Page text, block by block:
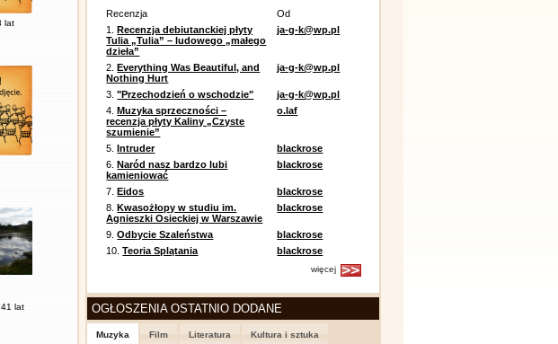
lat
, 41 lat
Recenzja
Od
1.Recenzja debiutanckiej płyty
Tulia „Tulia” – ludowego „małego
dzieła”
ja-g-k@wp.pl
2.Everything Was Beautiful, and
Nothing Hurt
ja-g-k@wp.pl
3."Przechodzień o wschodzie"
ja-g-k@wp.pl
4.Muzyka sprzeczności –
recenzja płyty Kaliny „Czyste
szumienie”
o.laf
5.Intruder
blackrose
6.Naród nasz bardzo lubi
kamieniować
blackrose
7.Eidos
blackrose
8.Kwasożłopy w studiu im.
Agnieszki Osieckiej w Warszawie
blackrose
9.Odbycie Szaleństwa
blackrose
10.Teoria Splątania blackrose
więcej
OGŁOSZENIA OSTATNIO DODANE
Muzyka Film Literatura Kultura i sztuka